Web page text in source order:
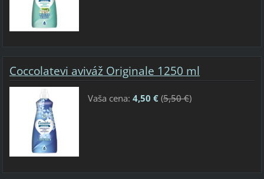
Coccolatevi aviváž Originale 1250 ml
Vaša cena: 4,50 €(5,50 €)